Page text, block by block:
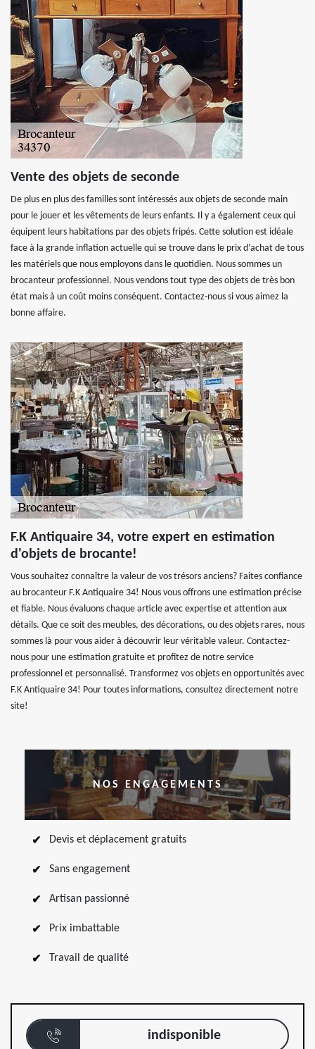
Vente des objets de seconde
De plus en plus des familles sont intéressés aux objets de seconde main
pour le jouer et les vêtements de leurs enfants. Il y a également ceux qui
équipent leurs habitations par des objets fripés. Cette solution est idéale
face à la grande inflation actuelle qui se trouve dans le prix d’achat de tous
les matériels que nous employons dans le quotidien. Nous sommes un
brocanteur professionnel. Nous vendons tout type des objets de très bon
état mais à un coût moins conséquent. Contactez-nous si vous aimez la
bonne affaire.
F.K Antiquaire 34, votre expert en estimation
d'objets de brocante!
Vous souhaitez connaître la valeur de vos trésors anciens? Faites confiance
au brocanteur F.K Antiquaire 34! Nous vous offrons une estimation précise
et fiable. Nous évaluons chaque article avec expertise et attention aux
détails. Que ce soit des meubles, des décorations, ou des objets rares, nous
sommes là pour vous aider à découvrir leur véritable valeur. Contactez-
nous pour une estimation gratuite et profitez de notre service
professionnel et personnalisé. Transformez vos objets en opportunités avec
F.K Antiquaire 34! Pour toutes informations, consultez directement notre
site!
NOS ENGAGEMENTS
Devis et déplacement gratuits
Sans engagement
Artisan passionné
Prix imbattable
Travail de qualité
indisponible